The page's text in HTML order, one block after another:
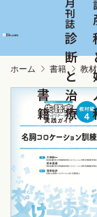
書
籍
診
断
と
治
療
ホーム 書籍 教